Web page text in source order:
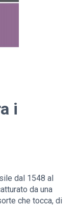
i
dal 1548 al
da una
che tocca, di